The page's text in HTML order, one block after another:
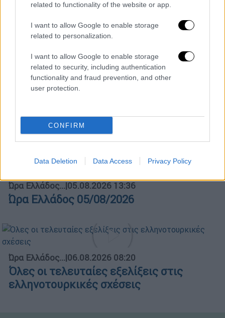
related to functionality of the website or app.
I want to allow Google to enable storage
related to personalization.
I want to allow Google to enable storage
related to security, including authentication
functionality and fraud prevention, and other
user protection.
CONFIRM
Data Deletion Data Access Privacy Policy
Κεντρικό...|05.08.2026 19:49
Κεντρικό δελτίο ειδήσεων 05/08/2026
καλώδιο Ελλάδας - Κύπρου μετά τη
συμφωνία με τη Meridiam
Ώρα Ελλάδος...|05.08.2026 13:36
Ώρα Ελλάδος 05/08/2026
Ώρα Ελλάδος...|06.08.2026 08:20
Όλες οι τελευταίες εξελίξεις στις
ελληνοτουρκικές σχέσεις